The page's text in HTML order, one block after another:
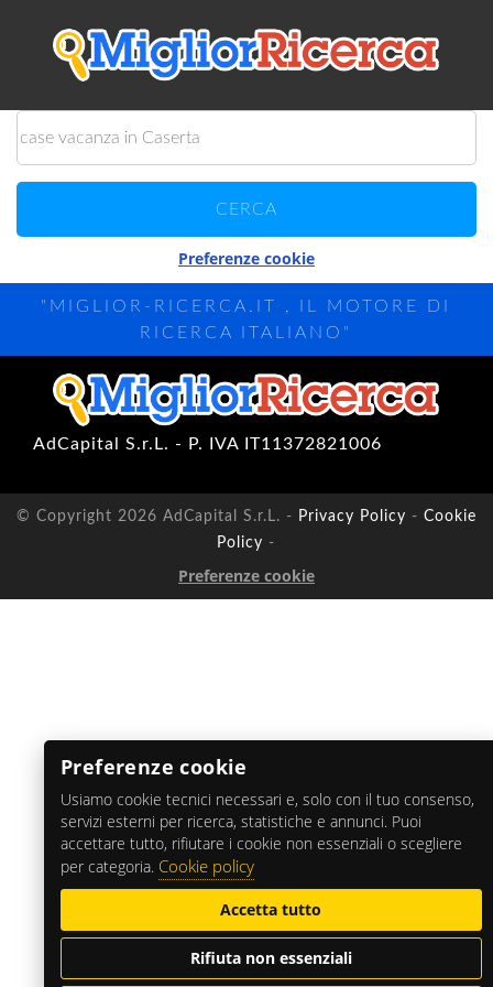
Preferenze cookie
"MIGLIOR-RICERCA.IT , IL MOTORE DI
RICERCA ITALIANO"
AdCapital S.r.L. - P. IVA IT11372821006
© Copyright 2026 AdCapital S.r.L. - Privacy Policy - Cookie
Policy -
Preferenze cookie
Preferenze cookie
Usiamo cookie tecnici necessari e, solo con il tuo consenso,
servizi esterni per ricerca, statistiche e annunci. Puoi
accettare tutto, rifiutare i cookie non essenziali o scegliere
per categoria. Cookie policy
Accetta tutto
Rifiuta non essenziali